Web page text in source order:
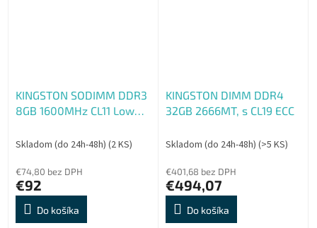
KINGSTON SODIMM DDR3
8GB 1600MHz CL11 Low
Skladom (do 24h-48h) (2 KS)
€74,80 bez DPH
€92
Do košíka
KINGSTON DIMM DDR4
32GB 2666MT, s CL19 ECC
Skladom (do 24h-48h) (>5 KS)
€401,68 bez DPH
€494,07
Do košíka